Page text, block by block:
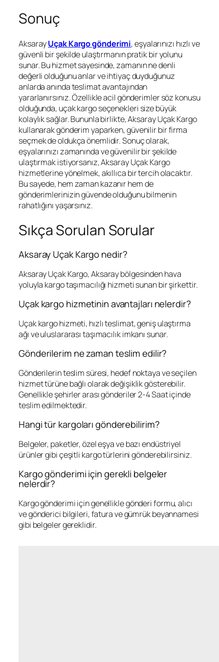
Sonuç
AksarayUçak Kargo gönderimi, eşyalarınızı hızlı ve
güvenli bir şekilde ulaştırmanın pratik bir yolunu
sunar. Bu hizmet sayesinde, zamanın ne denli
değerli olduğunu anlar ve ihtiyaç duyduğunuz
anlarda anında teslimat avantajından
yararlanırsınız. Özellikle acil gönderimler söz konusu
olduğunda, uçak kargo seçenekleri size büyük
kolaylık sağlar. Bununla birlikte, Aksaray Uçak Kargo
kullanarak gönderim yaparken, güvenilir bir firma
seçmek de oldukça önemlidir. Sonuç olarak,
eşyalarınızı zamanında ve güvenilir bir şekilde
ulaştırmak istiyorsanız, Aksaray Uçak Kargo
hizmetlerine yönelmek, akıllıca bir tercih olacaktır.
Bu sayede, hem zaman kazanır hem de
gönderimlerinizin güvende olduğunu bilmenin
rahatlığını yaşarsınız.
Sıkça Sorulan Sorular
Aksaray Uçak Kargo nedir?
Aksaray Uçak Kargo, Aksaray bölgesinden hava
yoluyla kargo taşımacılığı hizmeti sunan bir şirkettir.
Uçak kargo hizmetinin avantajları nelerdir?
Uçak kargo hizmeti, hızlı teslimat, geniş ulaştırma
ağı ve uluslararası taşımacılık imkanı sunar.
Gönderilerim ne zaman teslim edilir?
Gönderilerin teslim süresi, hedef noktaya ve seçilen
hizmet türüne bağlı olarak değişiklik gösterebilir.
Genellikle şehirler arası gönderiler 2-4 Saat içinde
teslim edilmektedir.
Hangi tür kargoları gönderebilirim?
Belgeler, paketler, özel eşya ve bazı endüstriyel
ürünler gibi çeşitli kargo türlerini gönderebilirsiniz.
Kargo gönderimi için gerekli belgeler
nelerdir?
Kargo gönderimi için genellikle gönderi formu, alıcı
ve gönderici bilgileri, fatura ve gümrük beyannamesi
gibi belgeler gereklidir.